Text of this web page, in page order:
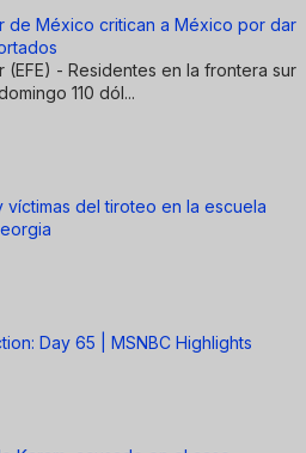
de México critican a México por dar
- Residentes en la frontera sur
110 dól...
del tiroteo en la escuela
Day 65 | MSNBC Highlights